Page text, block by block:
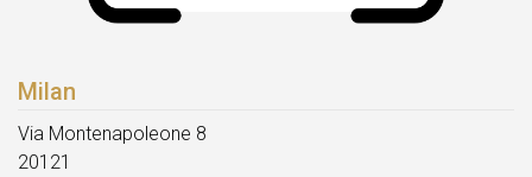
Milan
Via Montenapoleone 8
20121